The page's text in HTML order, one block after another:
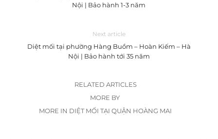
Nội | Bảo hành 1-3 năm
Next article
Diệt mối tại phường Hàng Buồm – Hoàn Kiếm – Hà
Nội | Bảo hành tới 35 năm
RELATED ARTICLES
MORE BY
MORE IN DIỆT MỐI TẠI QUẬN HOÀNG MAI